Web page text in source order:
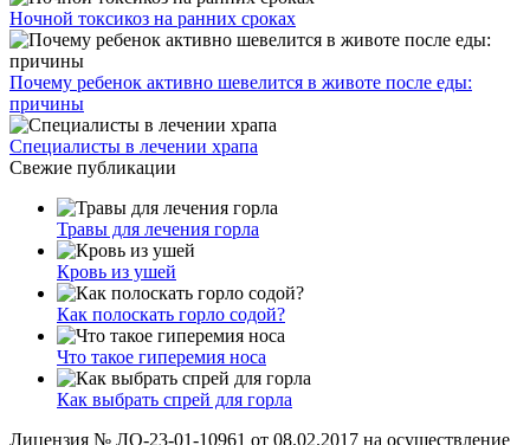
Ночной токсикоз на ранних сроках
Почему ребенок активно шевелится в животе после еды:
причины
Специалисты в лечении храпа
Свежие публикации
Травы для лечения горла
Кровь из ушей
Как полоскать горло содой?
Что такое гиперемия носа
Как выбрать спрей для горла
Лицензия № ЛО-23-01-10961 от 08.02.2017 на осуществление